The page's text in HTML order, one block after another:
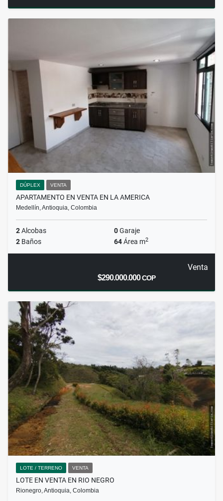
DÚPLEX VENTA
APARTAMENTO EN VENTA EN LA AMERICA
Medellín, Antioquia, Colombia
2Alcobas 0Garaje
2 Baños 64Área m2
Venta
$290.000.000COP
LOTE / TERRENO VENTA
LOTE EN VENTA EN RIO NEGRO
Rionegro, Antioquia, Colombia